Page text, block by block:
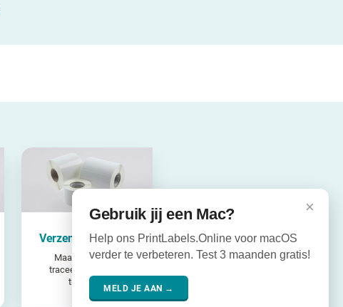
Verzendlabels vinyl
Maak pakketten
traceerbaar tijdens
transport
×
Gebruik jij een Mac?
Help ons PrintLabels.Online voor macOS
verder te verbeteren. Test 3 maanden gratis!
MELD JE AAN →